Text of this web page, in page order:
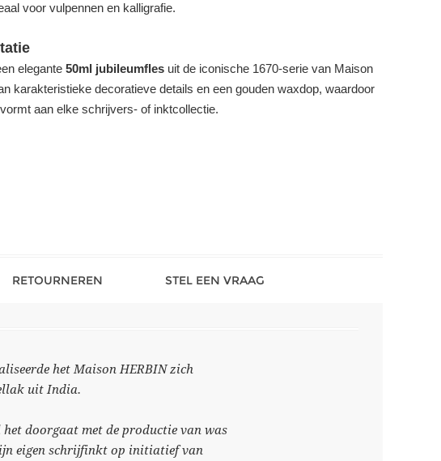
voor vulpennen en kalligrafie.
elegante 50ml jubileumfles uit de iconische 1670-serie van Maison
karakteristieke decoratieve details en een gouden waxdop, waardoor
aan elke schrijvers- of inktcollectie.
RETOURNEREN STEL EEN VRAAG
het Maison HERBIN zich
uit India.
doorgaat met de productie van was
eigen schrijfinkt op initiatief van